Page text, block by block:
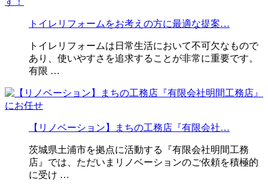
トイレリフォームをお考えの方に最適な提案…
トイレリフォームは日常生活において不可欠なもので
あり、使いやすさを追求することが非常に重要です。
有限 …
【リノベーション】まちの工務店『有限会社…
茨城県土浦市を拠点に活動する『有限会社明間工務
店』では、ただいまリノベーションのご依頼を積極的
に受け …